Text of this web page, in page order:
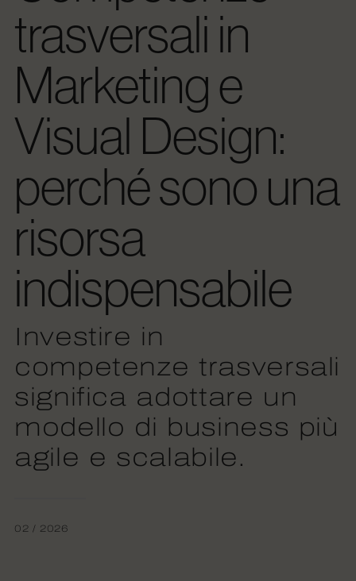
trasversali in
Marketing e
Visual Design:
perché sono una
risorsa
indispensabile
Investire in
competenze trasversali
significa adottare un
modello di business più
agile e scalabile.
02 / 2026